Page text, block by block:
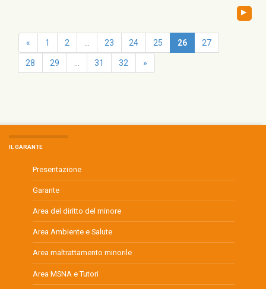
▸
« 1 2 23 24 25 26 27
28 29 31 32 »
IL GARANTE
Presentazione
Garante
Area del diritto del minore
Area Ambiente e Salute
Area maltrattamento minorile
Area MSNA e Tutori